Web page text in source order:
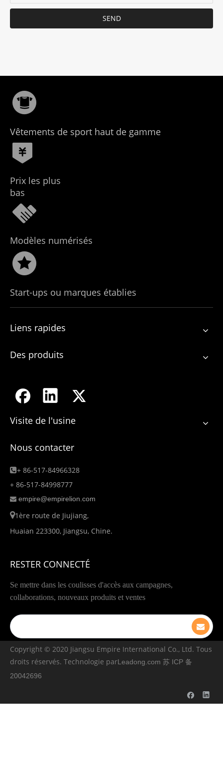
SEND
Vêtements de sport haut de gamme
Prix ​​les plus
bas
Modèles numérisés
Start-ups ou marques établies
Liens rapides
Des produits
Visite de l'usine
Nous contacter
+ 86-517-84966328
+ 86-517-84998777
 empire@empirelion.com
1ère route de Jiujiang,
Huaian 223300, Jiangsu, Chine.
RESTER CONNECTÉ
Se mettre dans les coulisses d'accès aux campagnes,
collaborations, nouveaux produits et ventes
Copyright © ️2020 Jiangsu Empire International Co., Ltd. Tous
droits réservés. Technologie parLeadong.com 苏 ICP 备
20042696